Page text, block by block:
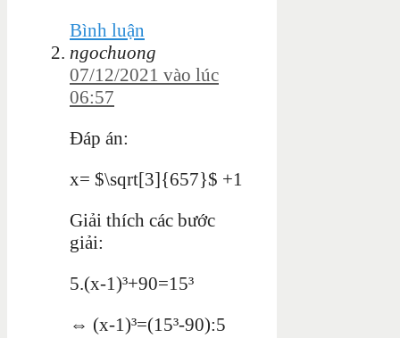
Bình luận
ngochuong
07/12/2021 vào lúc
06:57
Đáp án:
x= $\sqrt[3]{657}$ +1
Giải thích các bước
giải:
5.(x-1)³+90=15³
⇔ (x-1)³=(15³-90):5